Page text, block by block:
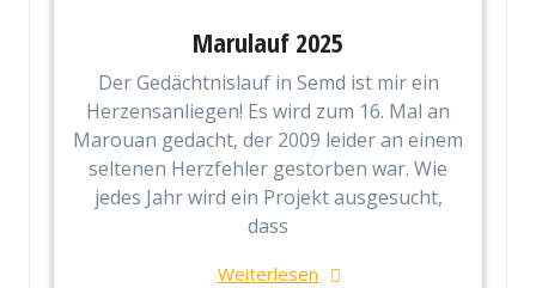
Marulauf 2025
Der Gedächtnislauf in Semd ist mir ein
Herzensanliegen! Es wird zum 16. Mal an
Marouan gedacht, der 2009 leider an einem
seltenen Herzfehler gestorben war. Wie
jedes Jahr wird ein Projekt ausgesucht,
dass
Weiterlesen